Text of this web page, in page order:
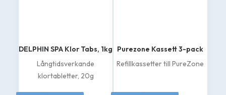
DELPHIN SPA Klor Tabs, 1kg
Långtidsverkande
klortabletter, 20g
Purezone Kassett 3-pack
Refillkassetter till PureZone